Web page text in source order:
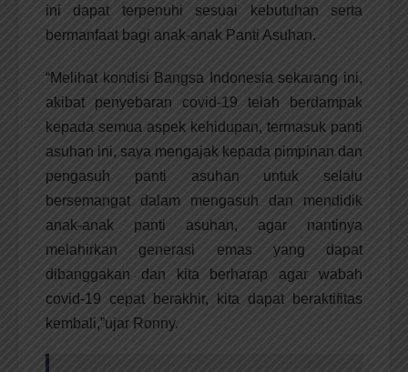
ini dapat terpenuhi sesuai kebutuhan serta
bermanfaat bagi anak-anak Panti Asuhan.
“Melihat kondisi Bangsa Indonesia sekarang ini,
akibat penyebaran covid-19 telah berdampak
kepada semua aspek kehidupan, termasuk panti
asuhan ini, saya mengajak kepada pimpinan dan
pengasuh panti asuhan untuk selalu
bersemangat dalam mengasuh dan mendidik
anak-anak panti asuhan, agar nantinya
melahirkan generasi emas yang dapat
dibanggakan dan kita berharap agar wabah
covid-19 cepat berakhir, kita dapat beraktifitas
kembali,”ujar Ronny.